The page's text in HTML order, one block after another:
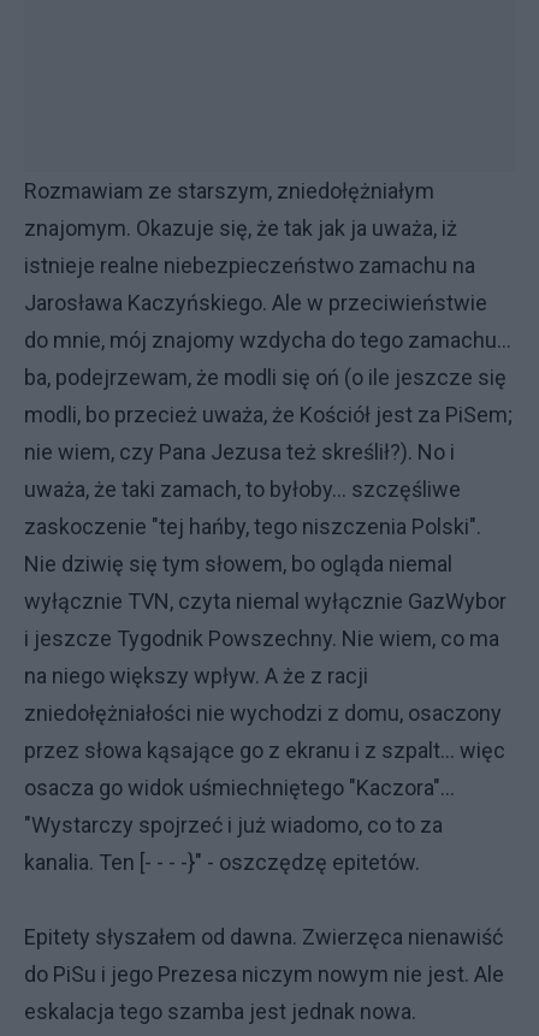
Rozmawiam ze starszym, zniedołężniałym
znajomym. Okazuje się, że tak jak ja uważa, iż
istnieje realne niebezpieczeństwo zamachu na
Jarosława Kaczyńskiego. Ale w przeciwieństwie
do mnie, mój znajomy wzdycha do tego zamachu...
ba, podejrzewam, że modli się oń (o ile jeszcze się
modli, bo przecież uważa, że Kościół jest za PiSem;
nie wiem, czy Pana Jezusa też skreślił?). No i
uważa, że taki zamach, to byłoby... szczęśliwe
zaskoczenie "tej hańby, tego niszczenia Polski".
Nie dziwię się tym słowem, bo ogląda niemal
wyłącznie TVN, czyta niemal wyłącznie GazWybor
i jeszcze Tygodnik Powszechny. Nie wiem, co ma
na niego większy wpływ. A że z racji
zniedołężniałości nie wychodzi z domu, osaczony
przez słowa kąsające go z ekranu i z szpalt... więc
osacza go widok uśmiechniętego "Kaczora"...
"Wystarczy spojrzeć i już wiadomo, co to za
kanalia. Ten [- - - -}" - oszczędzę epitetów.
Epitety słyszałem od dawna. Zwierzęca nienawiść
do PiSu i jego Prezesa niczym nowym nie jest. Ale
eskalacja tego szamba jest jednak nowa.